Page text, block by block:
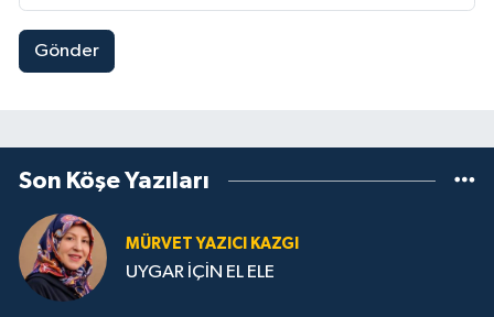
Gönder
Son Köşe Yazıları
MÜRVET YAZICI KAZGI
UYGAR İÇİN EL ELE